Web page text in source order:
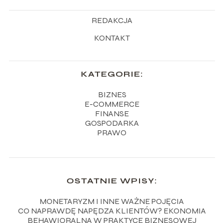
REDAKCJA
KONTAKT
KATEGORIE:
BIZNES
E-COMMERCE
FINANSE
GOSPODARKA
PRAWO
OSTATNIE WPISY:
MONETARYZM I INNE WAŻNE POJĘCIA
CO NAPRAWDĘ NAPĘDZA KLIENTÓW? EKONOMIA
BEHAWIORALNA W PRAKTYCE BIZNESOWEJ